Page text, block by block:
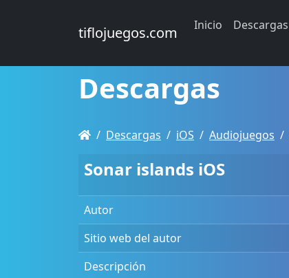
tiflojuegos.com Inicio Descargas
Descargas
Descargas iOS Audiojuegos
Sonar islands iOS
Autor
Sitio web del autor
Descripción